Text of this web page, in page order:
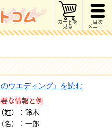
カートを
見る
目次
メニュー
ウエディング』を読む
な情報と例
姓）：鈴木
名）：一郎